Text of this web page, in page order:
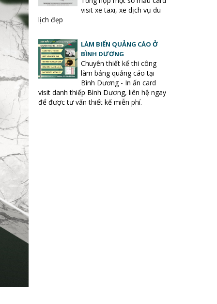
visit xe taxi, xe dịch vụ du
lịch đẹp
LÀM BIỂN QUẢNG CÁO Ở
BÌNH DƯƠNG
Chuyên thiết kế thi công
làm bảng quảng cáo tại
Bình Dương - In ấn card
visit danh thiếp Bình Dương, liên hệ ngay
để được tư vấn thiết kế miễn phí.